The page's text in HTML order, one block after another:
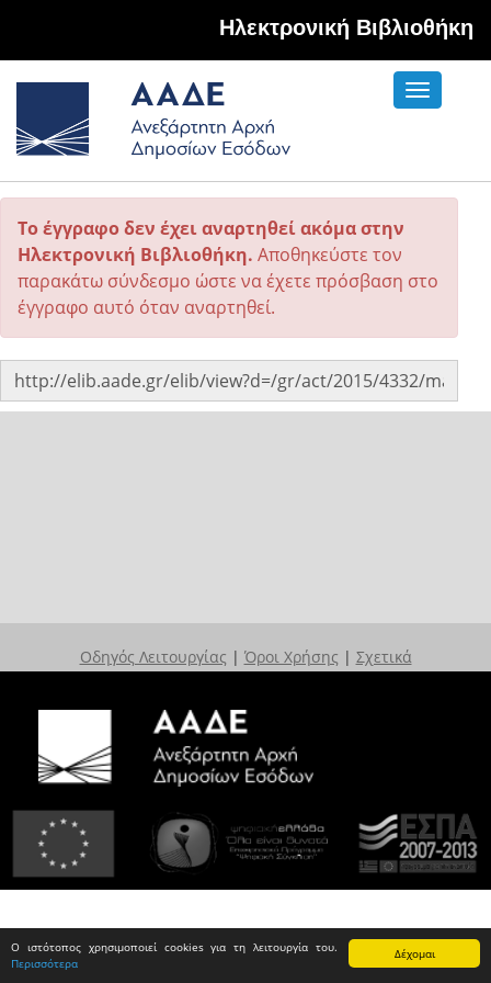
Δέχομαι
Ο ιστότοπος χρησιμοποιεί cookies για τη λειτουργία του.
Περισσότερα
Hλεκτρονική Βιβλιοθήκη
Toggle
Το έγγραφο δεν έχει αναρτηθεί ακόμα στην
Ηλεκτρονική Βιβλιοθήκη. Αποθηκεύστε τον
παρακάτω σύνδεσμο ώστε να έχετε πρόσβαση στο
έγγραφο αυτό όταν αναρτηθεί.
Οδηγός Λειτουργίας | Όροι Χρήσης | Σχετικά